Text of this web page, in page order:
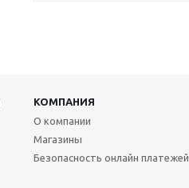
КОМПАНИЯ
О компании
Магазины
Безопасность онлайн платежей